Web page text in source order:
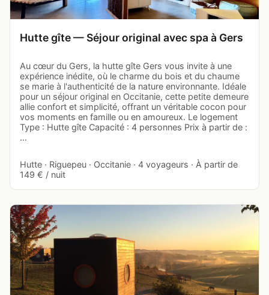
Hutte gîte — Séjour original avec spa à Gers
Au cœur du Gers, la hutte gîte Gers vous invite à une
expérience inédite, où le charme du bois et du chaume
se marie à l'authenticité de la nature environnante. Idéale
pour un séjour original en Occitanie, cette petite demeure
allie confort et simplicité, offrant un véritable cocon pour
vos moments en famille ou en amoureux. Le logement
Type : Hutte gîte Capacité : 4 personnes Prix à partir de :
…
Hutte · Riguepeu · Occitanie · 4 voyageurs · À partir de
149 € / nuit